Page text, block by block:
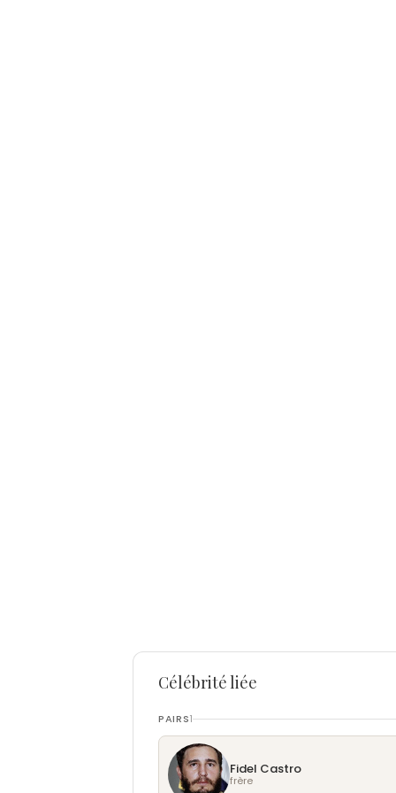
Célébrité liée
PAIRS1
Fidel Castro
frère